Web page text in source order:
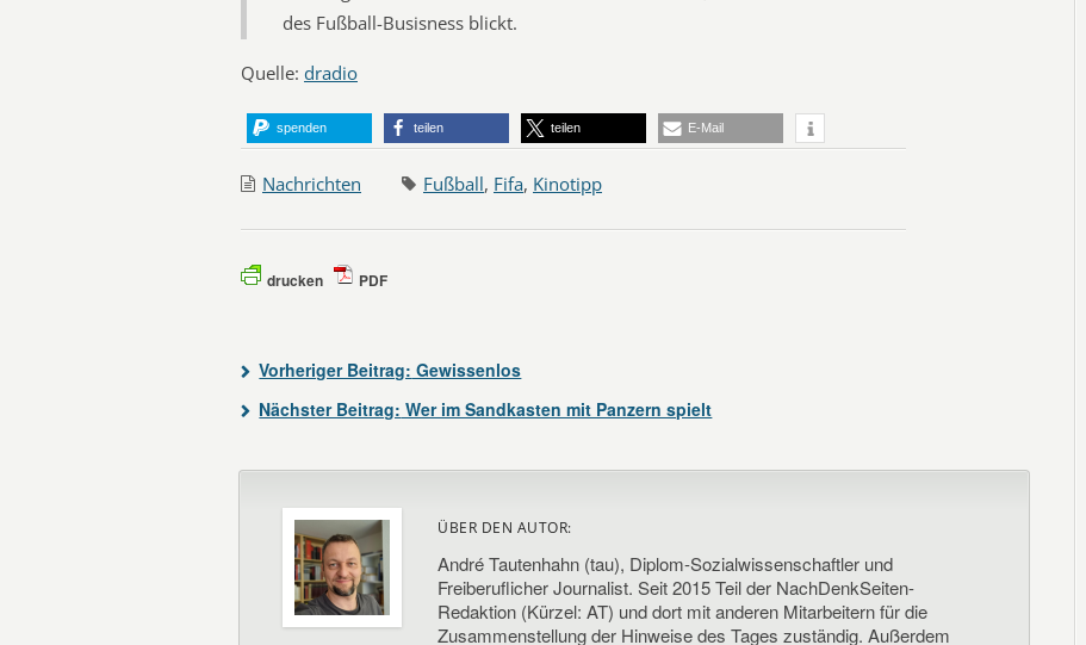
des Fußball-Busisness blickt.
Quelle: dradio
spenden teilen teilen E-Mail
Nachrichten Fußball, Fifa, Kinotipp
drucken PDF
Vorheriger Beitrag: Gewissenlos
Nächster Beitrag: Wer im Sandkasten mit Panzern spielt
ÜBER DEN AUTOR:
André Tautenhahn (tau), Diplom-Sozialwissenschaftler und
Freiberuflicher Journalist. Seit 2015 Teil der NachDenkSeiten-
Redaktion (Kürzel: AT) und dort mit anderen Mitarbeitern für die
Zusammenstellung der Hinweise des Tages zuständig. Außerdem